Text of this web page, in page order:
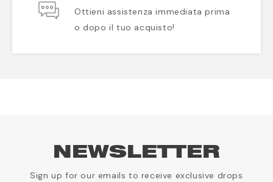
Ottieni assistenza immediata prima
o dopo il tuo acquisto!
NEWSLETTER
Sign up for our emails to receive exclusive drops